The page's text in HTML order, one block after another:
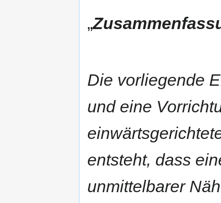
„
Die vorliegende
und eine
entsteht, dass
unmittelbarer